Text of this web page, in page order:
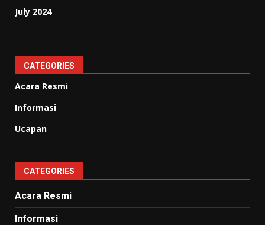
July 2024
CATEGORIES
Acara Resmi
Informasi
Ucapan
CATEGORIES
Acara Resmi
Informasi